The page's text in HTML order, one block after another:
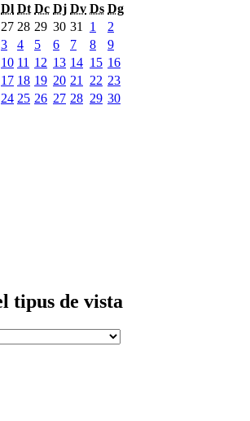
Dl Dt Dc Dj Dv Ds Dg
27 28 29 30 31 1
2
3 4 5 6 7 8
9
10 11 12 13 14 15 16
17 18 19 20 21 22 23
24 25 26 27 28 29 30
tipus de vista